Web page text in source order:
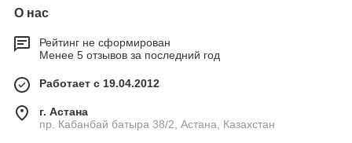
О нас
Рейтинг не сформирован
Менее 5 отзывов за последний год
Работает с 19.04.2012
г. Астана
пр. Кабанбай батыра 38/2, Астана, Казахстан